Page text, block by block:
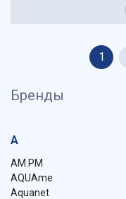
1
Бренды
A
AM.PM
AQUAme
Aquanet